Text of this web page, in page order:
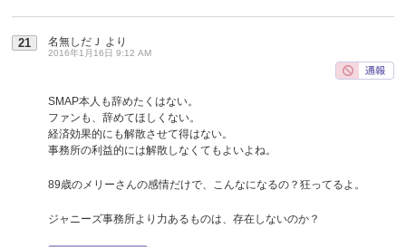
21 名無しだＪ より
2016年1月16日 9:12 AM
SMAP本人も辞めたくはない。
ファンも、辞めてほしくない。
経済効果的にも解散させて得はない。
事務所の利益的には解散しなくてもよいよね。
89歳のメリーさんの感情だけで、こんなになるの？狂ってるよ。
ジャニーズ事務所より力あるものは、存在しないのか？